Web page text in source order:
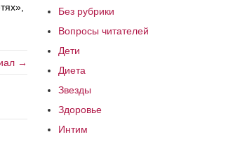
→
Без рубрики
Вопросы читателей
Дети
Диета
Звезды
Здоровье
Интим